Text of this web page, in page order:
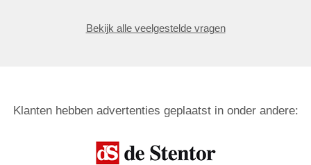
Bekijk alle veelgestelde vragen
Klanten hebben advertenties geplaatst in onder andere: